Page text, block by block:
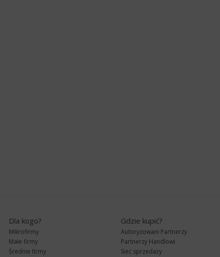
Dla kogo?
Mikrofirmy
Małe firmy
Średnie firmy
Gdzie kupić?
Autoryzowani Partnerzy
Partnerzy Handlowi
Sieć sprzedaży